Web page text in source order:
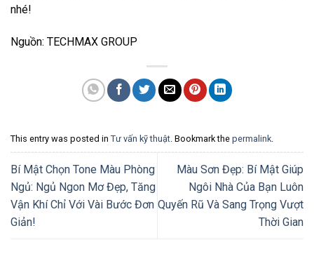
nhé!
Nguồn: TECHMAX GROUP
This entry was posted in Tư vấn kỹ thuật. Bookmark the permalink.
Bí Mật Chọn Tone Màu Phòng
Ngủ: Ngủ Ngon Mơ Đẹp, Tăng
Vận Khí Chỉ Với Vài Bước Đơn
Giản!
Màu Sơn Đẹp: Bí Mật Giúp
Ngôi Nhà Của Bạn Luôn
Quyến Rũ Và Sang Trọng Vượt
Thời Gian